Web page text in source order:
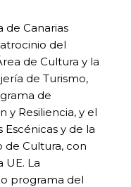
de Canarias
del
de Cultura y la
de Turismo,
de
y Resiliencia, y el
y de la
de Cultura, con
UE. La
programa del